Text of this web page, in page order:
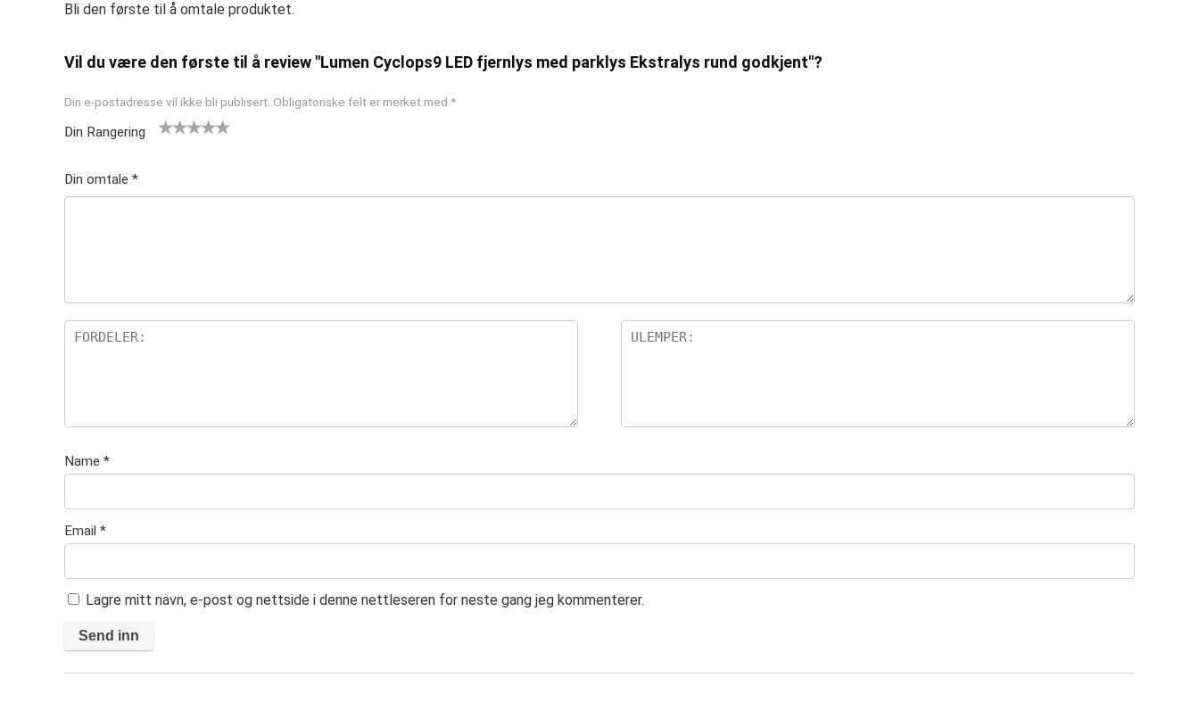
Bli den første til å omtale produktet.
Vil du være den første til å review "Lumen Cyclops9 LED fjernlys med parklys Ekstralys rund godkjent"?
Din e-postadresse vil ikke bli publisert. Obligatoriske felt er merket med *
Din Rangering
5
stjer
er
Din omtale *
Name *
Email *
Lagre mitt navn, e-post og nettside i denne nettleseren for neste gang jeg kommenterer.
A